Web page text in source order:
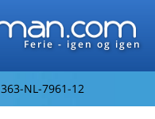
Ferie - igen og igen
363-NL-7961-12